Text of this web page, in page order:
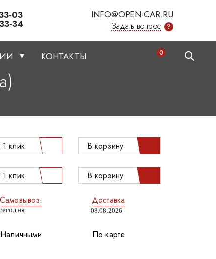
03
34
INFO@OPEN-CAR.RU
Задать вопрос ?
КОНТАКТЫ 0
1 клик В корзину
1 клик В корзину
Самовывоз: Доставка
08.08.2026
Наличными По карте